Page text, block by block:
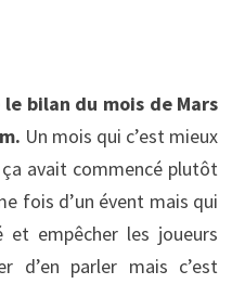
bilan du mois de Mars
Un mois qui c’est mieux
avait commencé plutôt
fois d’un évent mais qui
et empêcher les joueurs
d’en parler mais c’est